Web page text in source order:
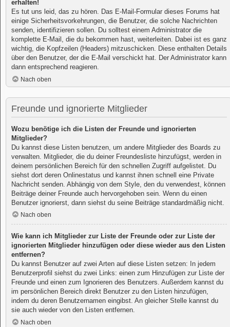
erhalten!
Es tut uns leid, das zu hören. Das E-Mail-Formular dieses Forums hat
einige Sicherheitsvorkehrungen, die Benutzer, die solche Nachrichten
senden, identifizieren sollen. Du solltest einem Administrator die
komplette E-Mail, die du bekommen hast, weiterleiten. Dabei ist es ganz
wichtig, die Kopfzeilen (Headers) mitzuschicken. Diese enthalten Details
über den Benutzer, der die E-Mail verschickt hat. Der Administrator kann
dann entsprechend reagieren.
Nach oben
Freunde und ignorierte Mitglieder
Wozu benötige ich die Listen der Freunde und ignorierten
Mitglieder?
Du kannst diese Listen benutzen, um andere Mitglieder des Boards zu
verwalten. Mitglieder, die du deiner Freundesliste hinzufügst, werden in
deinem persönlichen Bereich für den schnellen Zugriff aufgelistet. Du
siehst dort deren Onlinestatus und kannst ihnen schnell eine Private
Nachricht senden. Abhängig von dem Style, den du verwendest, können
Beiträge deiner Freunde auch hervorgehoben sein. Wenn du einen
Benutzer ignorierst, dann siehst du seine Beiträge standardmäßig nicht.
Nach oben
Wie kann ich Mitglieder zur Liste der Freunde oder zur Liste der
ignorierten Mitglieder hinzufügen oder diese wieder aus den Listen
entfernen?
Du kannst Benutzer auf zwei Arten auf diese Listen setzen: In jedem
Benutzerprofil siehst du zwei Links: einen zum Hinzufügen zur Liste der
Freunde und einen zum Ignorieren des Benutzers. Außerdem kannst du
im persönlichen Bereich direkt Benutzer zu den Listen hinzufügen,
indem du deren Benutzernamen eingibst. An gleicher Stelle kannst du
sie auch wieder von den Listen entfernen.
Nach oben